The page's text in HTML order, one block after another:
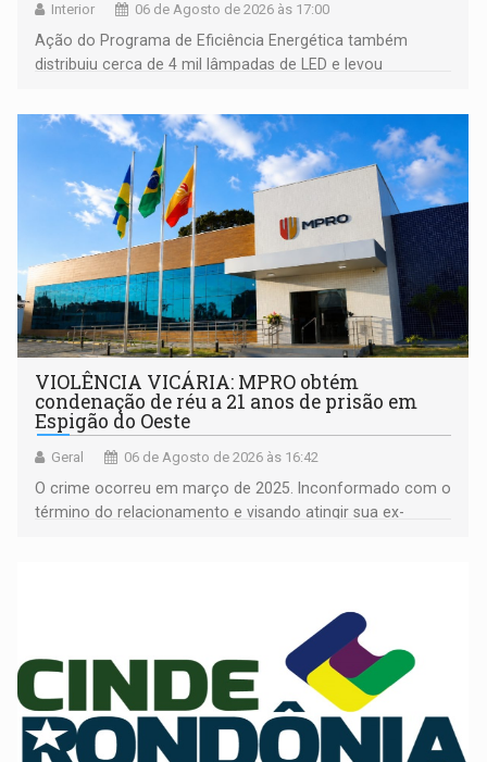
Interior 06 de Agosto de 2026 às 17:00
Ação do Programa de Eficiência Energética também
distribuiu cerca de 4 mil lâmpadas de LED e levou
comunidade
VIOLÊNCIA VICÁRIA: MPRO obtém
condenação de réu a 21 anos de prisão em
Espigão do Oeste
Geral 06 de Agosto de 2026 às 16:42
O crime ocorreu em março de 2025. Inconformado com o
término do relacionamento e visando atingir sua ex-